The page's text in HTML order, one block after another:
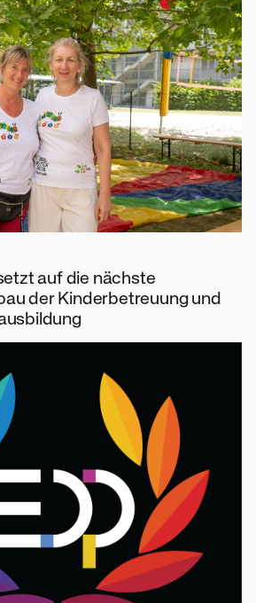
auf die nächste
der Kinderbetreuung und